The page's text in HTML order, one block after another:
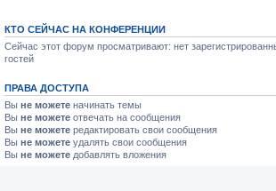
КТО СЕЙЧАС НА КОНФЕРЕНЦИИ
Сейчас этот форум просматривают: нет
гостей
ПРАВА ДОСТУПА
Вы не можете начинать темы
Вы не можете отвечать на сообщения
Вы не можете редактировать свои сообщения
Вы не можете удалять свои сообщения
Вы не можете добавлять вложения